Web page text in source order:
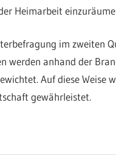
Heimarbeit
im zweiten
werden anhand der
Auf diese Weise
gewährleistet.